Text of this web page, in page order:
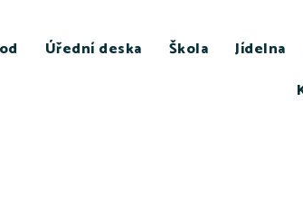
Úřední deska Škola Jídelna